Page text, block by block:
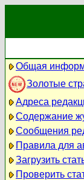
Общая
Золотые
Адреса
Содержание
Сообщения
Правила для
Загрузить
Проверить